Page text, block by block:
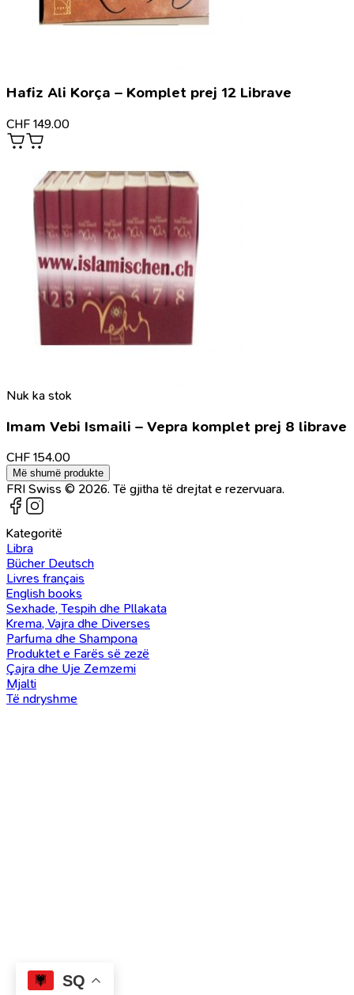
Hafiz Ali Korça – Komplet prej 12 Librave
CHF 149.00
Nuk ka stok
Imam Vebi Ismaili – Vepra komplet prej 8 librave
CHF 154.00
Më shumë produkte
FRI Swiss © 2026. Të gjitha të drejtat e rezervuara.
SQ
Kategoritë
Libra
Bücher Deutsch
Livres français
English books
Sexhade, Tespih dhe Pllakata
Krema, Vajra dhe Diverses
Parfuma dhe Shampona
Produktet e Farës së zezë
Çajra dhe Uje Zemzemi
Mjalti
Të ndryshme